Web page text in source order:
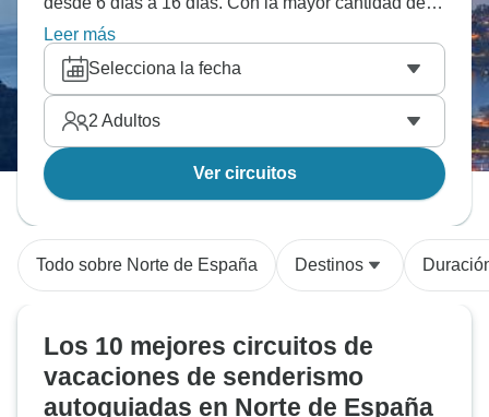
salidas en Agosto, esta es también la época más
popular del año.
Leer más
Selecciona la fecha
2 Adultos
Ver circuitos
Todo sobre Norte de España Destinos
Los 10 mejores circuitos de
vacaciones de senderismo
autoguiadas en Norte de España